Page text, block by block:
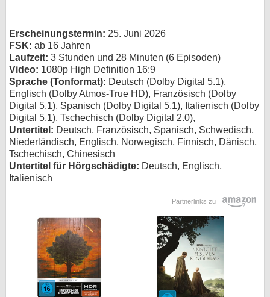
Erscheinungstermin: 25. Juni 2026
FSK: ab 16 Jahren
Laufzeit: 3 Stunden und 28 Minuten (6 Episoden)
Video: 1080p High Definition 16:9
Sprache (Tonformat): Deutsch (Dolby Digital 5.1),
Englisch (Dolby Atmos-True HD), Französisch (Dolby
Digital 5.1), Spanisch (Dolby Digital 5.1), Italienisch (Dolby
Digital 5.1), Tschechisch (Dolby Digital 2.0),
Untertitel: Deutsch, Französisch, Spanisch, Schwedisch,
Niederländisch, Englisch, Norwegisch, Finnisch, Dänisch,
Tschechisch, Chinesisch
Untertitel für Hörgschädigte: Deutsch, Englisch,
Italienisch
Partnerlinks zu